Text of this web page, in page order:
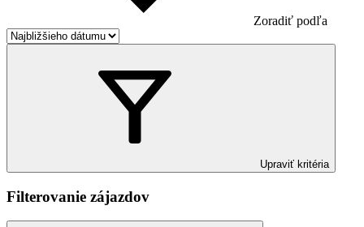
Zoradiť podľa
Upraviť kritéria
Filterovanie zájazdov